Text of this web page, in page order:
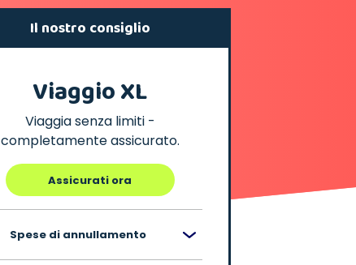
Il nostro consiglio
Viaggio XL
Viaggia senza limiti -
completamente assicurato.
Assicurati ora
Spese di annullamento